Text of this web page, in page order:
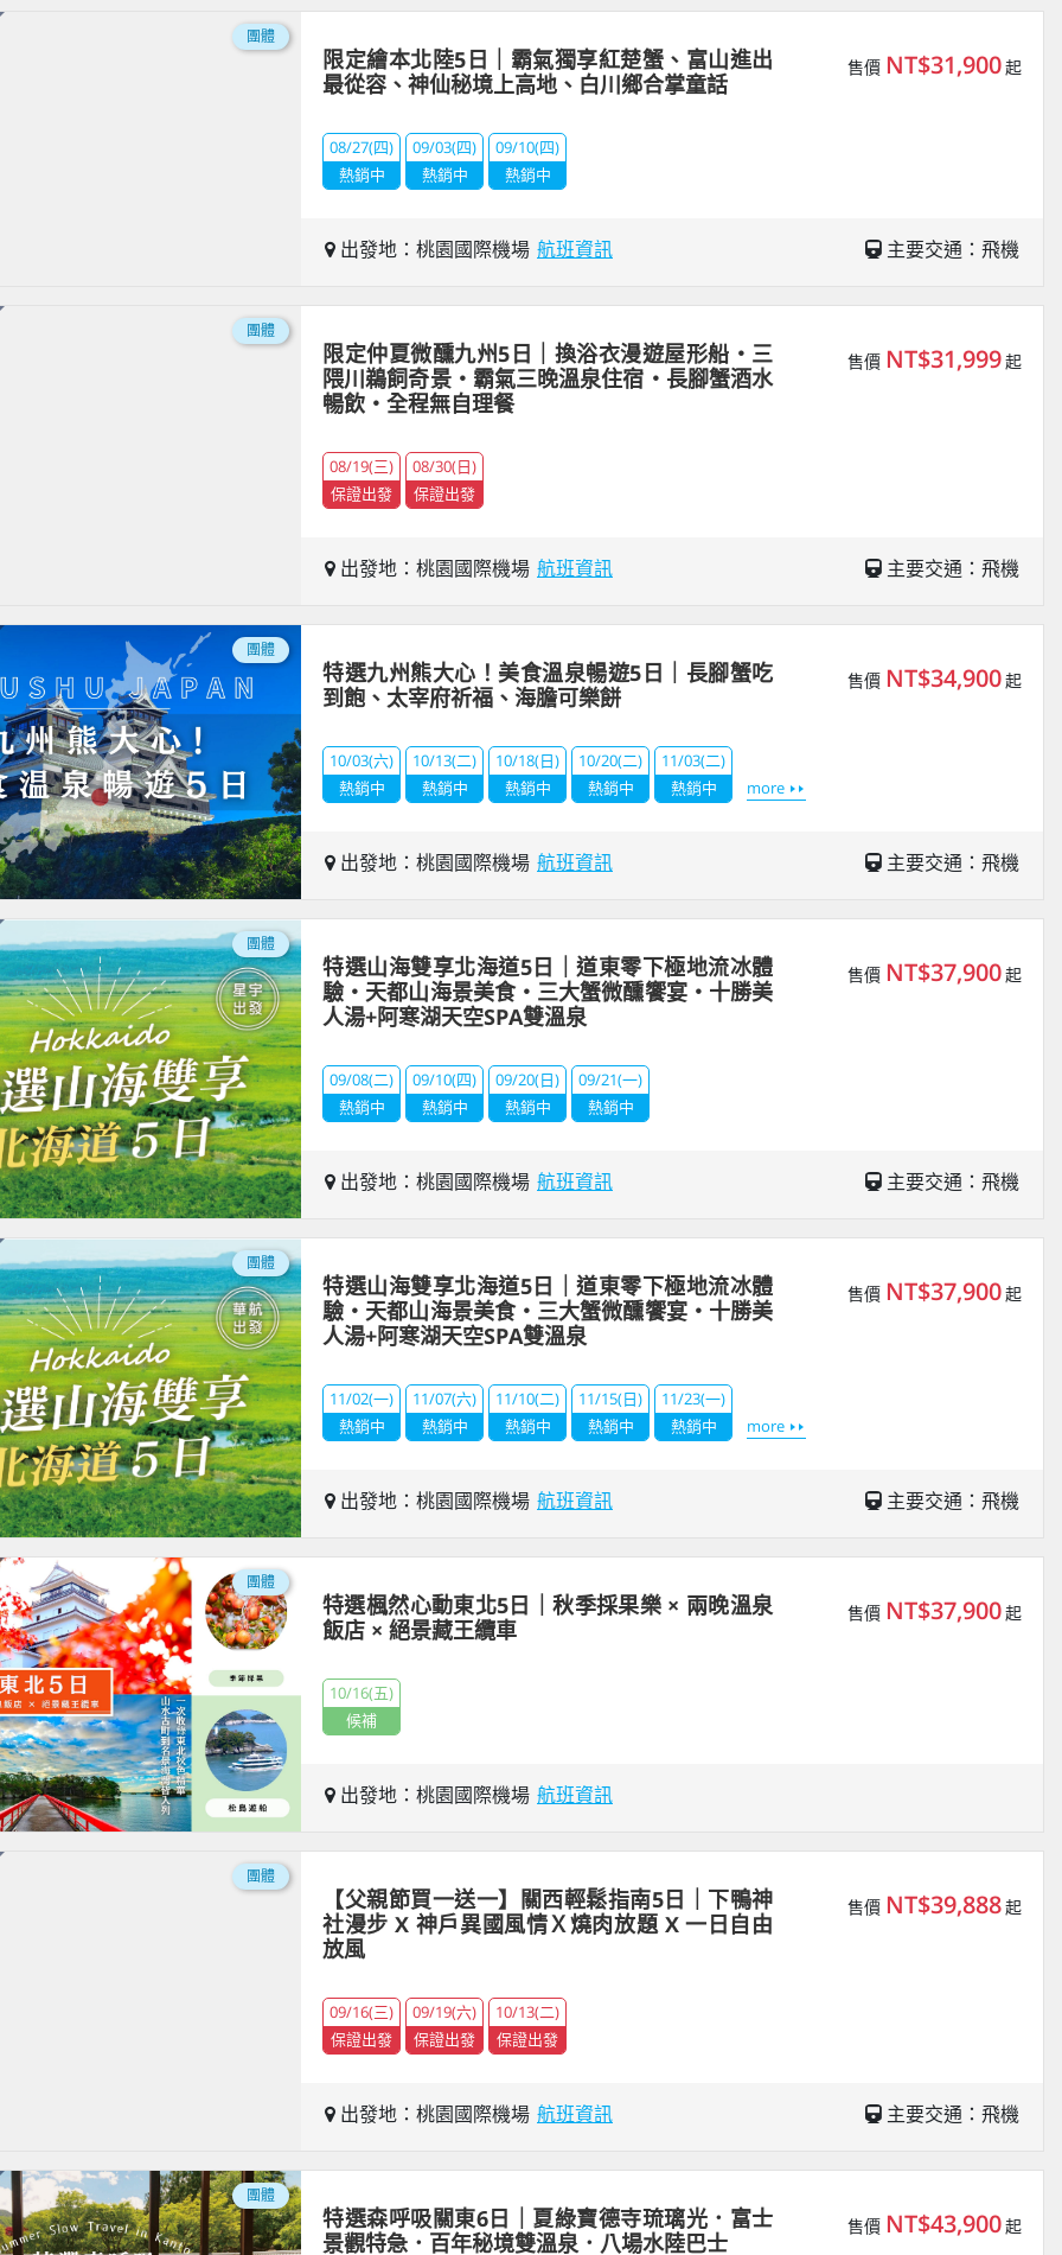
團體
限定繪本北陸5日｜霸氣獨享紅楚蟹、富山進出
最從容、神仙秘境上高地、白川鄉合掌童話
售價 NT$31,900起
08/27(四)
熱銷中
09/03(四)
熱銷中
09/10(四)
熱銷中
出發地：桃園國際機場 航班資訊 主要交通：飛機
團體
限定仲夏微醺九州5日｜換浴衣漫遊屋形船・三
隈川鵜飼奇景・霸氣三晚溫泉住宿・長腳蟹酒水
暢飲・全程無自理餐
售價 NT$31,999起
08/19(三)
保證出發
08/30(日)
保證出發
出發地：桃園國際機場 航班資訊 主要交通：飛機
團體
特選九州熊大心！美食溫泉暢遊5日｜長腳蟹吃
到飽、太宰府祈福、海膽可樂餅
售價 NT$34,900起
10/03(六)
熱銷中
10/13(二)
熱銷中
10/18(日)
熱銷中
10/20(二)
熱銷中
11/03(二)
熱銷中
more
出發地：桃園國際機場 航班資訊 主要交通：飛機
團體
特選山海雙享北海道5日｜道東零下極地流冰體
驗・天都山海景美食・三大蟹微醺饗宴・十勝美
人湯+阿寒湖天空SPA雙溫泉
售價 NT$37,900起
09/08(二)
熱銷中
09/10(四)
熱銷中
09/20(日)
熱銷中
09/21(一)
熱銷中
出發地：桃園國際機場 航班資訊 主要交通：飛機
團體
特選山海雙享北海道5日｜道東零下極地流冰體
驗・天都山海景美食・三大蟹微醺饗宴・十勝美
人湯+阿寒湖天空SPA雙溫泉
售價 NT$37,900起
11/02(一)
熱銷中
11/07(六)
熱銷中
11/10(二)
熱銷中
11/15(日)
熱銷中
11/23(一)
熱銷中
more
出發地：桃園國際機場 航班資訊 主要交通：飛機
團體
特選楓然心動東北5日｜秋季採果樂 × 兩晚溫泉
飯店 × 絕景藏王纜車
售價 NT$37,900起
10/16(五)
候補
出發地：桃園國際機場 航班資訊
團體
【父親節買一送一】關西輕鬆指南5日｜下鴨神
社漫步 X 神戶異國風情Ｘ燒肉放題 X 一日自由
放風
售價 NT$39,888起
09/16(三)
保證出發
09/19(六)
保證出發
10/13(二)
保證出發
出發地：桃園國際機場 航班資訊 主要交通：飛機
團體
特選森呼吸關東6日｜夏綠寶德寺琉璃光．富士
景觀特急．百年秘境雙溫泉．八場水陸巴士
售價 NT$43,900起